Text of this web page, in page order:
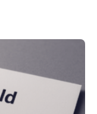
von
die Gründungen
der Spitze. In
in eine
folgten die
Betrachtet man